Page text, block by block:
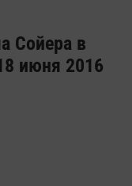
Сойера в
июня 2016